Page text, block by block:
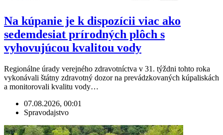
Na kúpanie je k dispozícii viac ako
sedemdesiat prírodných plôch s
vyhovujúcou kvalitou vody
Regionálne úrady verejného zdravotníctva v 31. týždni tohto roka
vykonávali štátny zdravotný dozor na prevádzkovaných kúpaliskách
a monitorovali kvalitu vody…
07.08.2026, 00:01
Spravodajstvo